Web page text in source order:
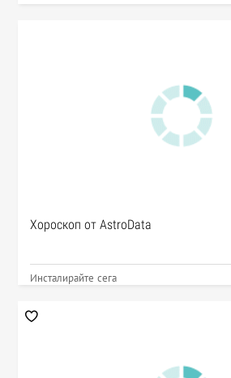
Хороскоп от AstroData
Инсталирайте сега